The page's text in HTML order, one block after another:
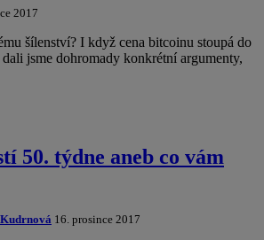
2017
šílenství? I když cena bitcoinu stoupá do
jsme dohromady konkrétní argumenty,
50. týdne aneb co vám
16. prosince 2017